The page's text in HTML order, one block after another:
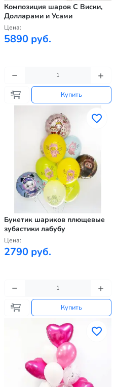
Композиция шаров С Виски,
Долларами и Усами
Цена:
5890 руб.
Купить
Букетик шариков плющевые
зубастики лабубу
Цена:
2790 руб.
Купить